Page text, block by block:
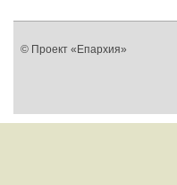
© Проект «Епархия»